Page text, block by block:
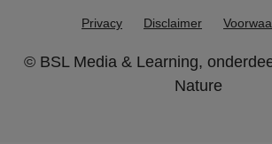
Privacy Disclaimer
© BSL Media & Learning,
Nature